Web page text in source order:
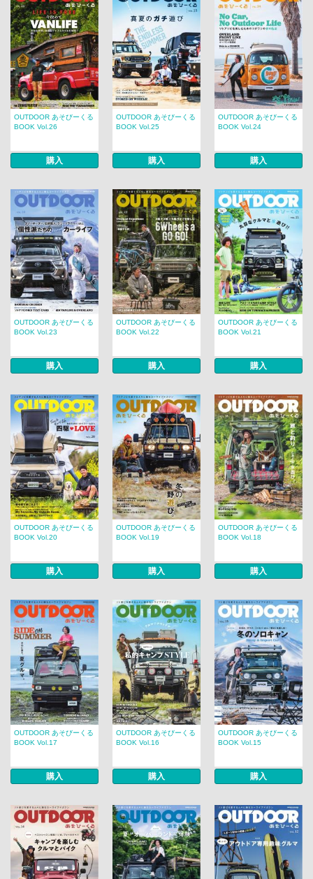
OUTDOOR あそびーくる
BOOK Vol.26
購入
OUTDOOR あそびーくる
BOOK Vol.25
購入
OUTDOOR あそびーくる
BOOK Vol.24
購入
OUTDOOR あそびーくる
BOOK Vol.23
購入
OUTDOOR あそびーくる
BOOK Vol.22
購入
OUTDOOR あそびーくる
BOOK Vol.21
購入
OUTDOOR あそびーくる
BOOK Vol.20
購入
OUTDOOR あそびーくる
BOOK Vol.19
購入
OUTDOOR あそびーくる
BOOK Vol.18
購入
OUTDOOR あそびーくる
BOOK Vol.17
購入
OUTDOOR あそびーくる
BOOK Vol.16
購入
OUTDOOR あそびーくる
BOOK Vol.15
購入